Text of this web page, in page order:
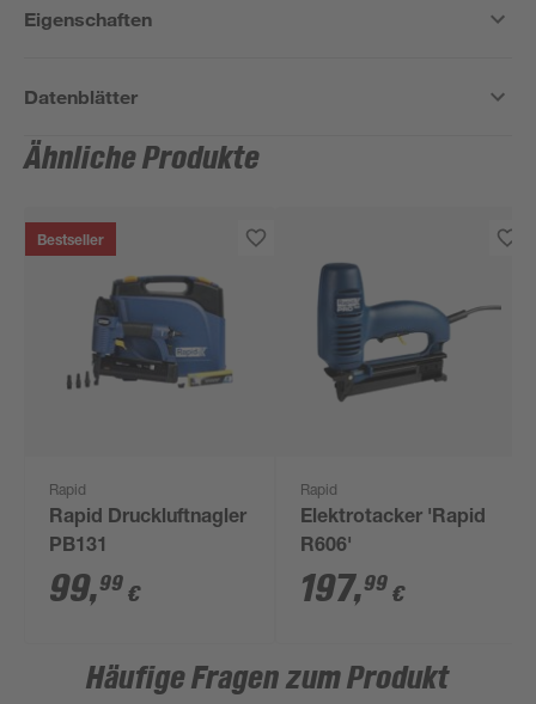
Eigenschaften
Datenblätter
Ähnliche Produkte
Bestseller
Rapid
Rapid Druckluftnagler
PB131
99,99 €
Rapid
Elektrotacker 'Rapid
R606'
197,99 €
Häufige Fragen zum Produkt